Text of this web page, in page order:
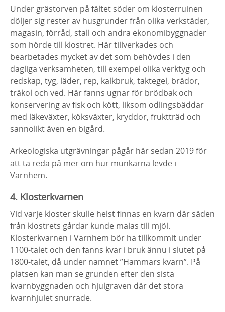
Under grästorven på fältet söder om klosterruinen
döljer sig rester av husgrunder från olika verkstäder,
magasin, förråd, stall och andra ekonomibyggnader
som hörde till klostret. Här tillverkades och
bearbetades mycket av det som behövdes i den
dagliga verksamheten, till exempel olika verktyg och
redskap, tyg, läder, rep, kalkbruk, taktegel, brädor,
träkol och ved. Här fanns ugnar för brödbak och
konservering av fisk och kött, liksom odlingsbäddar
med läkeväxter, köksväxter, kryddor, fruktträd och
sannolikt även en bigård.
Arkeologiska utgrävningar pågår här sedan 2019 för
att ta reda på mer om hur munkarna levde i
Varnhem.
4. Klosterkvarnen
Vid varje kloster skulle helst finnas en kvarn där säden
från klostrets gårdar kunde malas till mjöl.
Klosterkvarnen i Varnhem bör ha tillkommit under
1100-talet och den fanns kvar i bruk ännu i slutet på
1800-talet, då under namnet ”Hammars kvarn”. På
platsen kan man se grunden efter den sista
kvarnbyggnaden och hjulgraven där det stora
kvarnhjulet snurrade.